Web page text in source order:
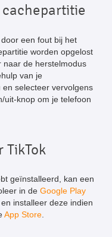
een fout bij het
worden opgelost
naar de herstelmodus
van je
selecteer vervolgens
uit-knop om je telefoon
TikTok
geïnstalleerd, kan een
in de Google Play
installeer deze indien
App Store.